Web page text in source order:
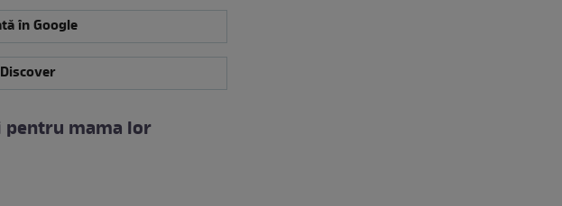
în Google
pentru mama lor